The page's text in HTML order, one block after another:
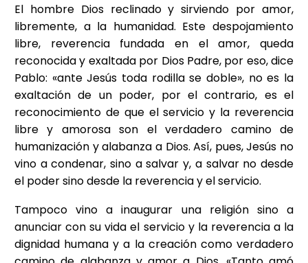
El hombre Dios reclinado y sirviendo por amor,
libremente, a la humanidad. Este despojamiento
libre, reverencia fundada en el amor, queda
reconocida y exaltada por Dios Padre, por eso, dice
Pablo: «ante Jesús toda rodilla se doble», no es la
exaltación de un poder, por el contrario, es el
reconocimiento de que el servicio y la reverencia
libre y amorosa son el verdadero camino de
humanización y alabanza a Dios. Así, pues, Jesús no
vino a condenar, sino a salvar y, a salvar no desde
el poder sino desde la reverencia y el servicio.
Tampoco vino a inaugurar una religión sino a
anunciar con su vida el servicio y la reverencia a la
dignidad humana y a la creación como verdadero